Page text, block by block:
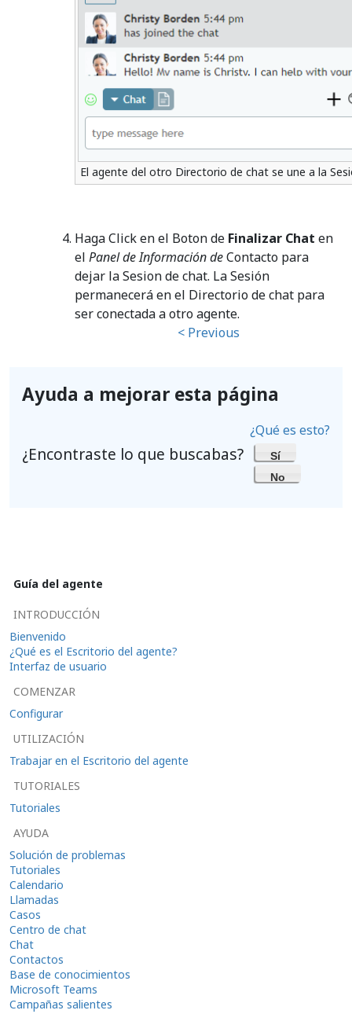
El agente del otro Directorio de chat se une a la
Haga Click en el Boton de Finalizar Chat en
elPanel de Información deContacto para
dejar la Sesion de chat. La Sesión
permanecerá en el Directorio de chat para
ser conectada a otro agente.
< Previous
Ayuda a mejorar esta página
¿Qué es esto?
¿Encontraste lo que buscabas?
Sí
No
Guía del agente
INTRODUCCIÓN
Bienvenido
¿Qué es el Escritorio del agente?
Interfaz de usuario
COMENZAR
Configurar
UTILIZACIÓN
Trabajar en el Escritorio del agente
TUTORIALES
Tutoriales
AYUDA
Solución de problemas
Tutoriales
Calendario
Llamadas
Casos
Centro de chat
Chat
Contactos
Base de conocimientos
Microsoft Teams
Campañas salientes